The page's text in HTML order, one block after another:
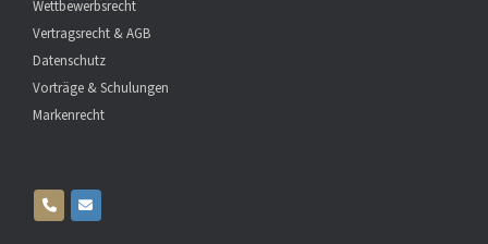
Wettbewerbsrecht
Vertragsrecht & AGB
Datenschutz
Vorträge & Schulungen
Markenrecht